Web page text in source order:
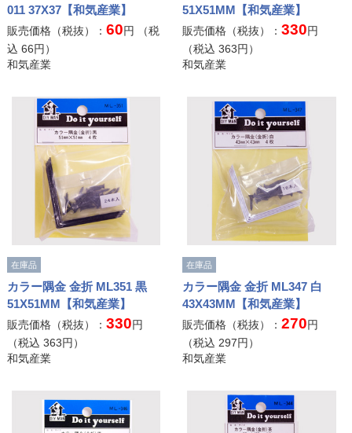
011 37X37【和気産業】
販売価格（税抜）： 60円 （税
込 66円）
和気産業
51X51MM【和気産業】
販売価格（税抜）：330円
（税込363円）
和気産業
在庫品
カラー隅金 金折 ML351 黒
51X51MM【和気産業】
販売価格（税抜）： 330円
（税込 363円）
和気産業
在庫品
カラー隅金 金折 ML347 白
43X43MM【和気産業】
販売価格（税抜）：270円
（税込297円）
和気産業